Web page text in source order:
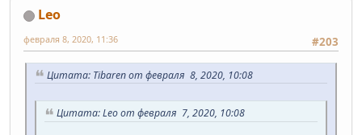
Leo
#203
февраля 8, 2020, 11:36
Цитата: Tibaren от февраля 8, 2020, 10:08
Цитата: Leo от февраля 7, 2020, 10:08